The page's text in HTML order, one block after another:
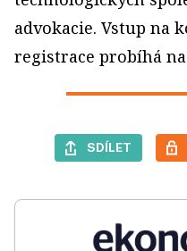
advokacie. Vstup na
registrace probíhá
SDÍLET